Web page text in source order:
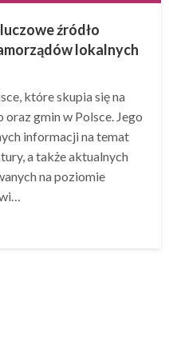
źródło
lokalnych
które skupia się na
gmin w Polsce. Jego
informacji na temat
a także aktualnych
na poziomie